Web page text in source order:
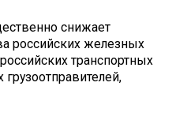
снижает
российских железных
транспортных